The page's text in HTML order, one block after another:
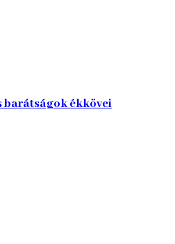
barátságok ékkövei